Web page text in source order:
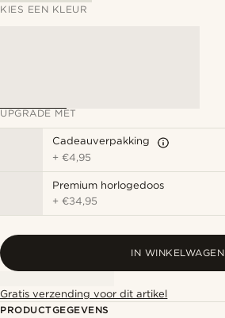
KIES EEN KLEUR
UPGRADE MET
Cadeauverpakking
+€4,95
Premium horlogedoos
+€34,95
IN WINKELWAGEN
Gratis verzending voor dit artikel
PRODUCTGEGEVENS